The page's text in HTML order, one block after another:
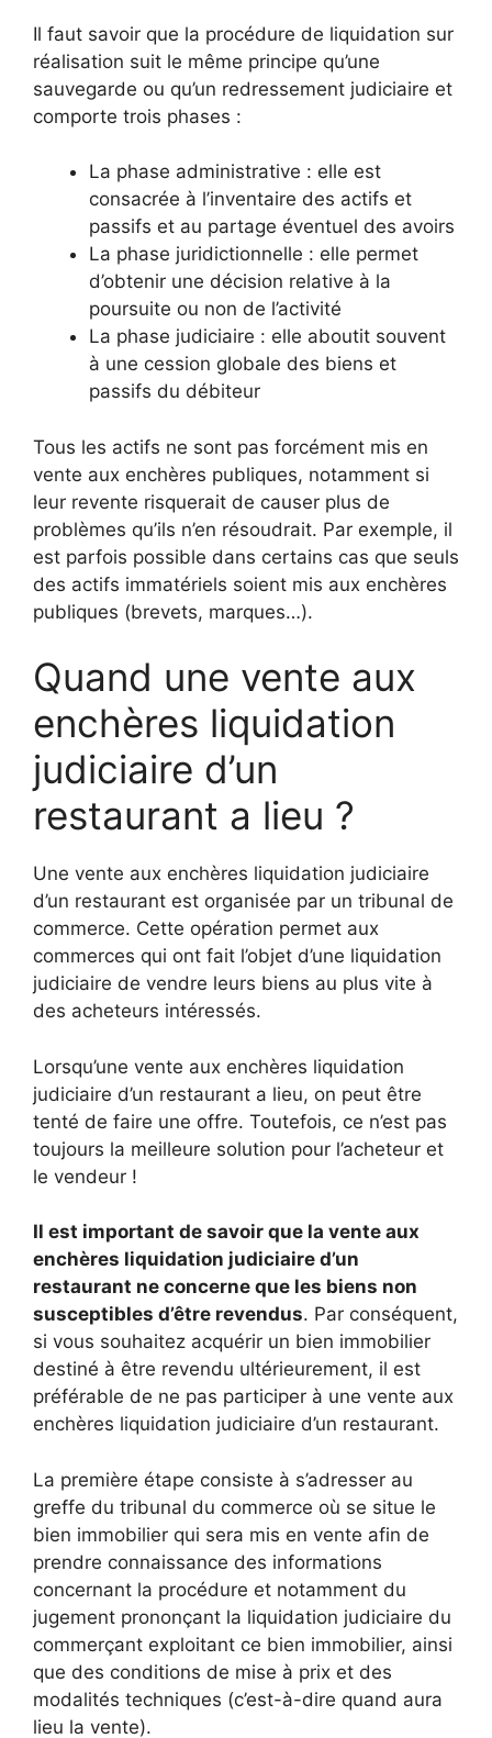
Il faut savoir que la procédure de liquidation sur
réalisation suit le même principe qu’une
sauvegarde ou qu’un redressement judiciaire et
comporte trois phases :
La phase administrative : elle est
consacrée à l’inventaire des actifs et
passifs et au partage éventuel des avoirs
La phase juridictionnelle : elle permet
d’obtenir une décision relative à la
poursuite ou non de l’activité
La phase judiciaire : elle aboutit souvent
à une cession globale des biens et
passifs du débiteur
Tous les actifs ne sont pas forcément mis en
vente aux enchères publiques, notamment si
leur revente risquerait de causer plus de
problèmes qu’ils n’en résoudrait. Par exemple, il
est parfois possible dans certains cas que seuls
des actifs immatériels soient mis aux enchères
publiques (brevets, marques…).
Quand une vente aux
enchères liquidation
judiciaire d’un
restaurant a lieu ?
Une vente aux enchères liquidation judiciaire
d’un restaurant est organisée par un tribunal de
commerce. Cette opération permet aux
commerces qui ont fait l’objet d’une liquidation
judiciaire de vendre leurs biens au plus vite à
des acheteurs intéressés.
Lorsqu’une vente aux enchères liquidation
judiciaire d’un restaurant a lieu, on peut être
tenté de faire une offre. Toutefois, ce n’est pas
toujours la meilleure solution pour l’acheteur et
le vendeur !
Il est important de savoir que la vente aux
enchères liquidation judiciaire d’un
restaurant ne concerne que les biens non
susceptibles d’être revendus. Par conséquent,
si vous souhaitez acquérir un bien immobilier
destiné à être revendu ultérieurement, il est
préférable de ne pas participer à une vente aux
enchères liquidation judiciaire d’un restaurant.
La première étape consiste à s’adresser au
greffe du tribunal du commerce où se situe le
bien immobilier qui sera mis en vente afin de
prendre connaissance des informations
concernant la procédure et notamment du
jugement prononçant la liquidation judiciaire du
commerçant exploitant ce bien immobilier, ainsi
que des conditions de mise à prix et des
modalités techniques (c’est-à-dire quand aura
lieu la vente).